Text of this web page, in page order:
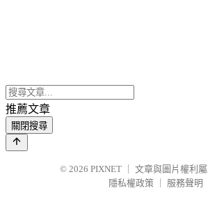
推薦文章
關閉搜尋
© 2026 PIXNET
文章與圖片權利
隱私權政策
服務聲明